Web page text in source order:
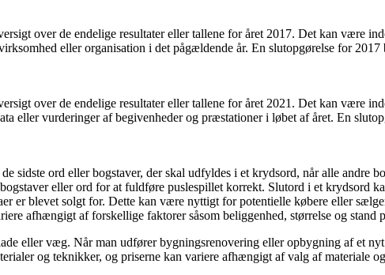
over de endelige resultater eller tallene for året 2017. Det kan være
eller organisation i det pågældende år. En slutopgørelse for
over de endelige resultater eller tallene for året 2021. Det kan være
eller vurderinger af begivenheder og præstationer i løbet af året. En
sidste ord eller bogstaver, der skal udfyldes i et krydsord, når alle andre
eller ord for at fuldføre puslespillet korrekt. Slutord i et krydsord
er blevet solgt for. Dette kan være nyttigt for potentielle købere eller
afhængigt af forskellige faktorer såsom beliggenhed, størrelse og stand
eller væg. Når man udfører bygningsrenovering eller opbygning af et
og teknikker, og priserne kan variere afhængigt af valg af materiale